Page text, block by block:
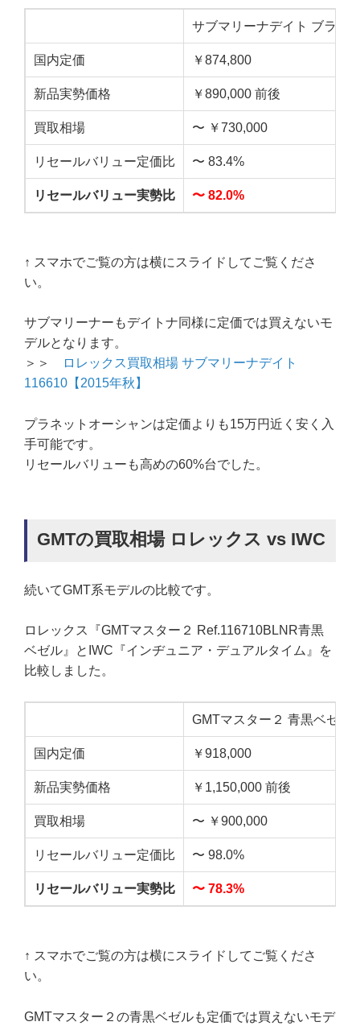
サブマリーナデイト ブラッ
国内定価 ￥874,800
新品実勢価格 ￥890,000 前後
買取相場 〜 ￥730,000
リセールバリュー定価比 〜 83.4%
リセールバリュー実勢比 〜 82.0%
↑ スマホでご覧の方は横にスライドしてご覧くださ
い。
サブマリーナーもデイトナ同様に定価では買えないモ
デルとなります。
＞＞
ロレックス買取相場 サブマリーナデイト
116610【2015年秋】
プラネットオーシャンは定価よりも15万円近く安く入
手可能です。
リセールバリューも高めの60%台でした。
GMTの買取相場 ロレックス vs IWC
続いてGMT系モデルの比較です。
ロレックス『GMTマスター２ Ref.116710BLNR青黒
ベゼル』とIWC『インヂュニア・デュアルタイム』を
比較しました。
GMTマスター２ 青黒ベゼル
国内定価 ￥918,000
新品実勢価格 ￥1,150,000 前後
買取相場 〜 ￥900,000
リセールバリュー定価比 〜 98.0%
リセールバリュー実勢比 〜 78.3%
↑ スマホでご覧の方は横にスライドしてご覧くださ
い。
GMTマスター２の青黒ベゼルも定価では買えないモデ